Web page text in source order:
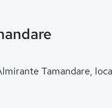
Tamandare,